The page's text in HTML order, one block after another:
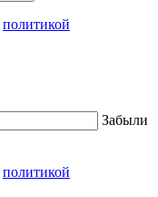
политикой
Забыли
политикой